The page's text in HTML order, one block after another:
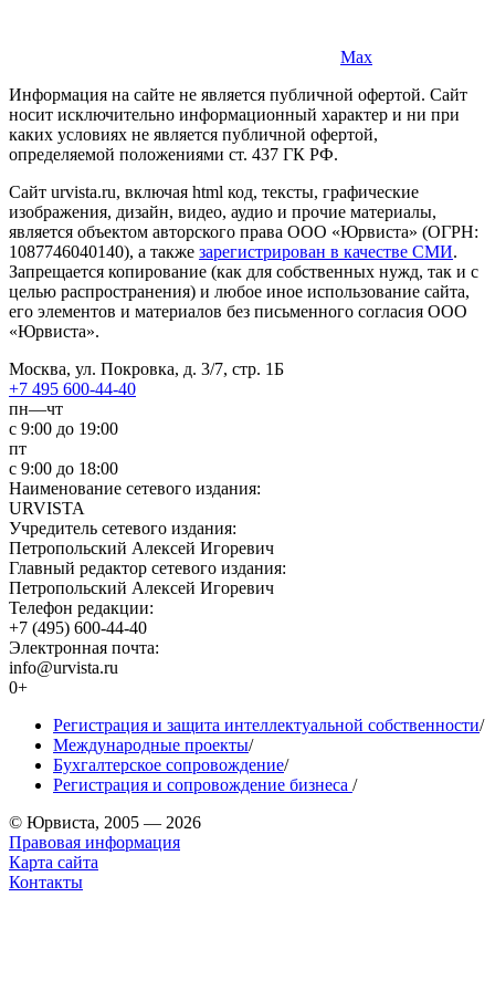
Max
Информация на сайте не является публичной офертой. Cайт
носит исключительно информационный характер и ни при
каких условиях не является публичной офертой,
определяемой положениями ст. 437 ГК РФ.
Сайт urvista.ru, включая html код, тексты, графические
изображения, дизайн, видео­, аудио­ и прочие материалы,
является объектом авторского права ООО «Юрвиста» (ОГРН:
1087746040140), а также зарегистрирован в качестве СМИ.
Запрещается копирование (как для собственных нужд, так и с
целью распространения) и любое иное использование сайта,
его элементов и материалов без письменного согласия ООО
«Юрвиста».
Москва, ул. Покровка, д. 3/7, стр. 1Б
+7 495 600-44-40
пн—чт
с 9:00 до 19:00
пт
с 9:00 до 18:00
Наименование сетевого издания:
URVISTA
Учредитель сетевого издания:
Петропольский Алексей Игоревич
Главный редактор сетевого издания:
Петропольский Алексей Игоревич
Телефон редакции:
+7 (495) 600-44-40
Электронная почта:
info@urvista.ru
0+
Регистрация и защита интеллектуальной собственности/
Международные проекты/
Бухгалтерское сопровождение/
Регистрация и сопровождение бизнеса /
© Юрвиста, 2005 — 2026
Правовая информация
Карта сайта
Контакты